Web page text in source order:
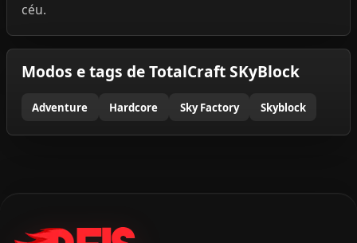
céu.
Modos e tags de TotalCraft SKyBlock
Adventure Hardcore Sky Factory Skyblock